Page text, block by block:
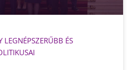
LEGNÉPSZERŰBB ÉS